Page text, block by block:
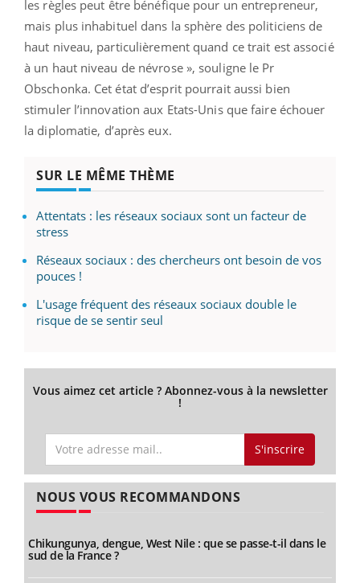
les règles peut être bénéfique pour un entrepreneur,
mais plus inhabituel dans la sphère des politiciens de
haut niveau, particulièrement quand ce trait est associé
à un haut niveau de névrose », souligne le Pr
Obschonka. Cet état d’esprit pourrait aussi bien
stimuler l’innovation aux Etats-Unis que faire échouer
la diplomatie, d’après eux.
SUR LE MÊME THÈME
Attentats : les réseaux sociaux sont un facteur de
stress
Réseaux sociaux : des chercheurs ont besoin de vos
pouces !
L'usage fréquent des réseaux sociaux double le
risque de se sentir seul
Vous aimez cet article ? Abonnez-vous à la newsletter
!
S'inscrire
NOUS VOUS RECOMMANDONS
Chikungunya, dengue, West Nile : que se passe-t-il dans le
sud de la France ?